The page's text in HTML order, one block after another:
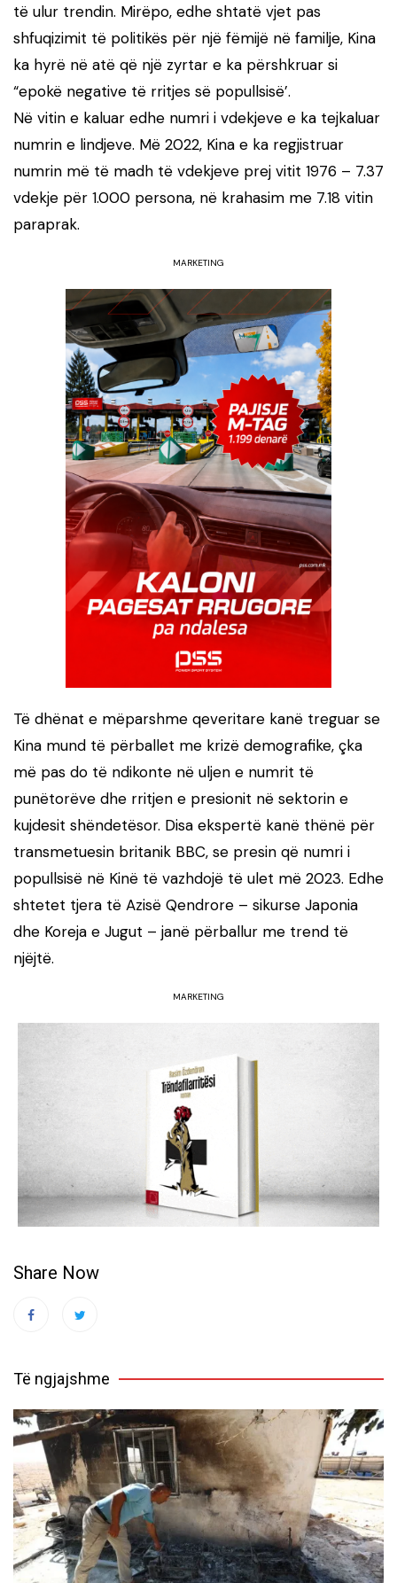
të ulur trendin. Mirëpo, edhe shtatë vjet pas
shfuqizimit të politikës për një fëmijë në familje, Kina
ka hyrë në atë që një zyrtar e ka përshkruar si
“epokë negative të rritjes së popullsisë’.
Në vitin e kaluar edhe numri i vdekjeve e ka tejkaluar
numrin e lindjeve. Më 2022, Kina e ka regjistruar
numrin më të madh të vdekjeve prej vitit 1976 – 7.37
vdekje për 1.000 persona, në krahasim me 7.18 vitin
paraprak.
MARKETING
Të dhënat e mëparshme qeveritare kanë treguar se
Kina mund të përballet me krizë demografike, çka
më pas do të ndikonte në uljen e numrit të
punëtorëve dhe rritjen e presionit në sektorin e
kujdesit shëndetësor. Disa ekspertë kanë thënë për
transmetuesin britanik BBC, se presin që numri i
popullsisë në Kinë të vazhdojë të ulet më 2023. Edhe
shtetet tjera të Azisë Qendrore – sikurse Japonia
dhe Koreja e Jugut – janë përballur me trend të
njëjtë.
MARKETING
Share Now
Të ngjajshme